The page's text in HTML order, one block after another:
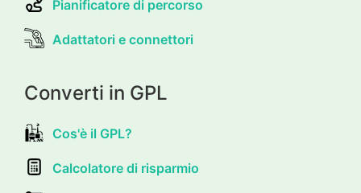
Pianificatore di percorso
Adattatori e connettori
Converti in GPL
Cos'è il GPL?
Calcolatore di risparmio